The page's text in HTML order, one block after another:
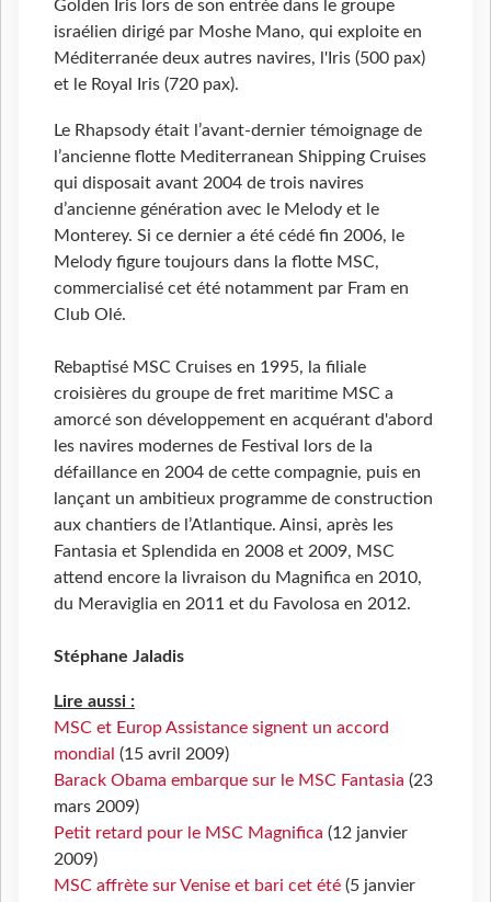
Golden Iris lors de son entrée dans le groupe
israélien dirigé par Moshe Mano, qui exploite en
Méditerranée deux autres navires, l'Iris (500 pax)
et le Royal Iris (720 pax).
Le Rhapsody était l’avant-dernier témoignage de
l’ancienne flotte Mediterranean Shipping Cruises
qui disposait avant 2004 de trois navires
d’ancienne génération avec le Melody et le
Monterey. Si ce dernier a été cédé fin 2006, le
Melody figure toujours dans la flotte MSC,
commercialisé cet été notamment par Fram en
Club Olé.
Rebaptisé MSC Cruises en 1995, la filiale
croisières du groupe de fret maritime MSC a
amorcé son développement en acquérant d'abord
les navires modernes de Festival lors de la
défaillance en 2004 de cette compagnie, puis en
lançant un ambitieux programme de construction
aux chantiers de l’Atlantique. Ainsi, après les
Fantasia et Splendida en 2008 et 2009, MSC
attend encore la livraison du Magnifica en 2010,
du Meraviglia en 2011 et du Favolosa en 2012.
Stéphane Jaladis
Lire aussi :
MSC et Europ Assistance signent un accord
mondial (15 avril 2009)
Barack Obama embarque sur le MSC Fantasia (23
mars 2009)
Petit retard pour le MSC Magnifica (12 janvier
2009)
MSC affrète sur Venise et bari cet été (5 janvier